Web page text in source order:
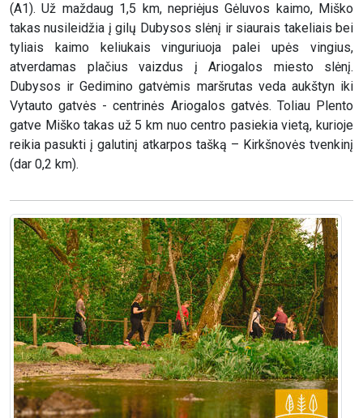
(A1). Už maždaug 1,5 km, nepriėjus Gėluvos kaimo, Miško
takas nusileidžia į gilų Dubysos slėnį ir siaurais takeliais bei
tyliais kaimo keliukais vinguriuoja palei upės vingius,
atverdamas plačius vaizdus į Ariogalos miesto slėnį.
Dubysos ir Gedimino gatvėmis maršrutas veda aukštyn iki
Vytauto gatvės - centrinės Ariogalos gatvės. Toliau Plento
gatve Miško takas už 5 km nuo centro pasiekia vietą, kurioje
reikia pasukti į galutinį atkarpos tašką – Kirkšnovės tvenkinį
(dar 0,2 km).